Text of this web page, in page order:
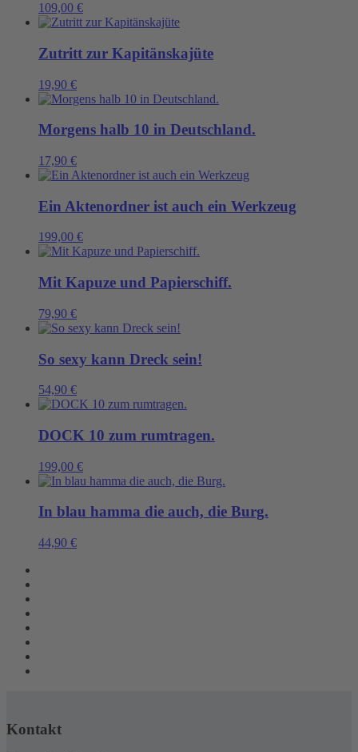
109,00 €
Zutritt zur Kapitänskajüte
19,90 €
Morgens halb 10 in Deutschland.
17,90 €
Ein Aktenordner ist auch ein Werkzeug
199,00 €
Mit Kapuze und Papierschiff.
79,90 €
So sexy kann Dreck sein!
54,90 €
DOCK 10 zum rumtragen.
199,00 €
In blau hamma die auch, die Burg.
44,90 €
Kontakt